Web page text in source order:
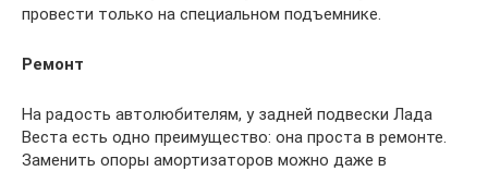
провести только на специальном подъемнике.
Ремонт
На радость автолюбителям, у задней подвески Лада
Веста есть одно преимущество: она проста в ремонте.
Заменить опоры амортизаторов можно даже в